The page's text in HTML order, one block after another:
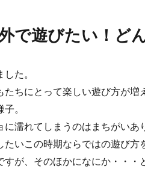
で遊びたい！ど
た。
たちにとって楽しい遊び方が
。
濡れてしまうのはまちがいあ
いこの時期ならではの遊び方
が、そのほかになにか・・・